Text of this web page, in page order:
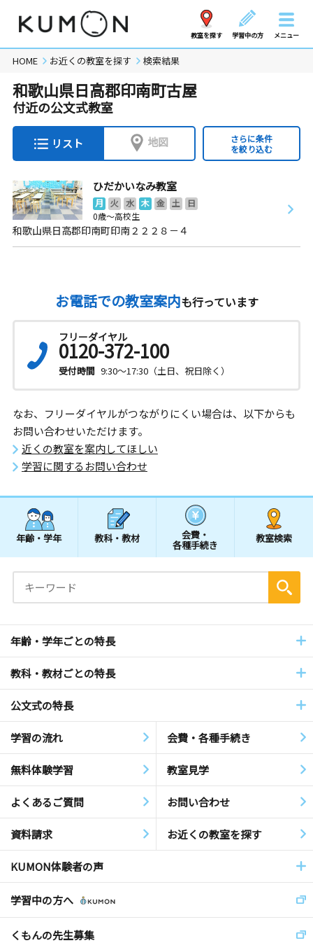
教室を探す 学習中の方 メニュー
HOME お近くの教室を探す 検索結果
和歌山県日高郡印南町古屋
付近の公文式教室
リスト 地図
さらに条件
を絞り込む
ひだかいなみ教室
月 火 水 木 金 土
日
0歳～高校生
和歌山県日高郡印南町印南２２２８－４
お電話での教室案内も行っています
フリーダイヤル
0120-372-100
受付時間 9:30～17:30（土日、祝日除く）
なお、フリーダイヤルがつながりにくい場合は、以下からも
お問い合わせいただけます。
近くの教室を案内してほしい
学習に関するお問い合わせ
年齢・学年 教科・教材 会費・
各種手続き
教室検索
年齢・学年ごとの特長
教科・教材ごとの特長
公文式の特長
学習の流れ 会費・各種手続き
無料体験学習 教室見学
よくあるご質問 お問い合わせ
資料請求 お近くの教室を探す
KUMON体験者の声
学習中の方へ
くもんの先生募集